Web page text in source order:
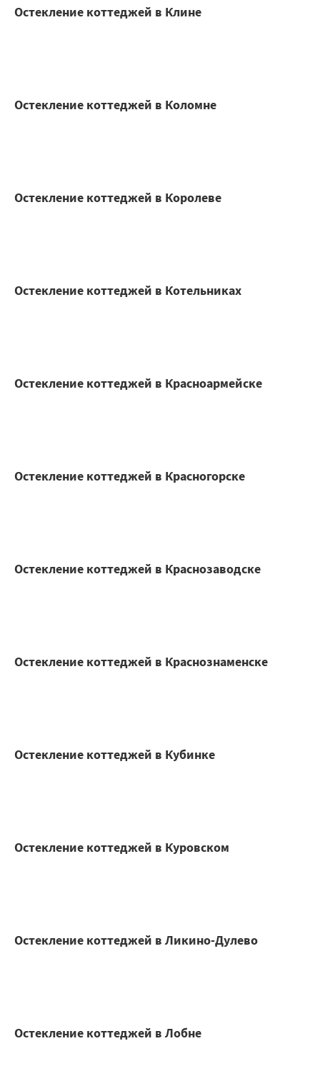
Остекление коттеджей в Клине
Остекление коттеджей в Коломне
Остекление коттеджей в Королеве
Остекление коттеджей в Котельниках
Остекление коттеджей в Красноармейске
Остекление коттеджей в Красногорске
Остекление коттеджей в Краснозаводске
Остекление коттеджей в Краснознаменске
Остекление коттеджей в Кубинке
Остекление коттеджей в Куровском
Остекление коттеджей в Ликино-Дулево
Остекление коттеджей в Лобне